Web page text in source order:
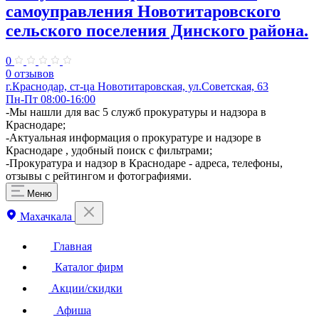
самоуправления Новотитаровского
сельского поселения Динского района.
0
0 отзывов
г.Краснодар, ст-ца Новотитаровская, ул.Советская, 63
Пн-Пт 08:00-16:00
​-Мы нашли для вас 5 служб прокуратуры и надзора в
Краснодаре;
-Актуальная информация о прокуратуре и надзоре в
Краснодаре , удобный поиск с фильтрами;
-Прокуратура и надзор в Краснодаре - адреса, телефоны,
отзывы с рейтингом и фотографиями.
Меню
Махачкала
Главная
Каталог фирм
Акции/скидки
Афиша